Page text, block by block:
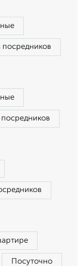
посредников
посредников
Посуточно